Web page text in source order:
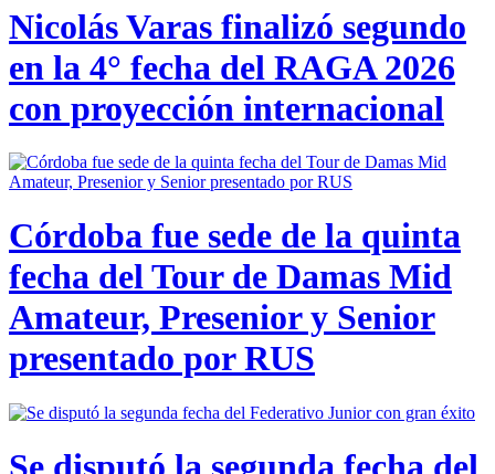
Nicolás Varas finalizó segundo
en la 4° fecha del RAGA 2026
con proyección internacional
Córdoba fue sede de la quinta
fecha del Tour de Damas Mid
Amateur, Presenior y Senior
presentado por RUS